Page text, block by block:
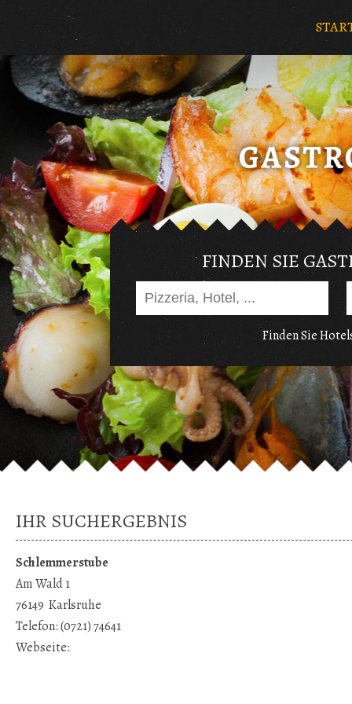
FINDEN SIE
Finden Sie
IHR SUCHERGEBNIS
Schlemmerstube
Am Wald 1
76149 Karlsruhe
Telefon:(0721) 74641
Webseite: